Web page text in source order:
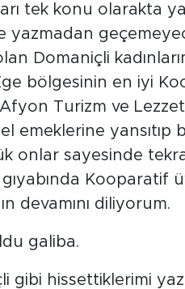
tek konu olarakta
yazmadan
Domaniçli
bölgesinin en iyi
Turizm ve
emeklerine
onlar sayesinde
Kooparatif
devamını diliyorum.
galiba.
gibi hissettiklerimi